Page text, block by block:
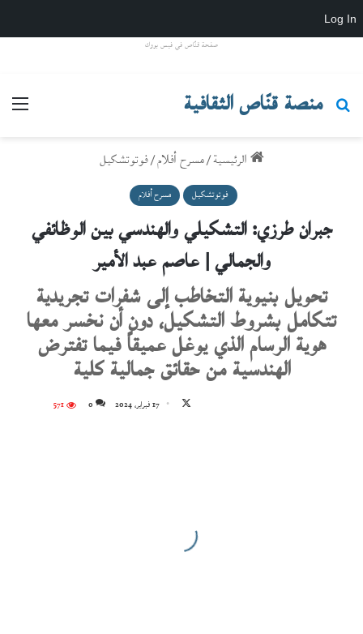
Log In
صفحة قنّاص في فيس بووك
منصة قنّاص الثقافية
بحث عن
الرئيسية/مسرح أفلام/فوتوتشكيل
فوتوتشكيل مسرح أفلام
جبران طرزي: التشكيلي والهندسي بين الوظائفي
والجمالي | عاصم عبد الأمير
تحويل بنيوية التخاطب إلى شفرات تجريدية
تتكامل بشروط التشكيل، دون أن نخسر معها
هوية الرسام الذي يوغل عميقاً فيما تفترض
الهندسية من حقائق جمالية كلية
17 فبراير، 2024 0
571